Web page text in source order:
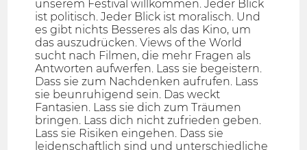
unserem Festival willkommen. Jeder Blick
ist politisch. Jeder Blick ist moralisch. Und
es gibt nichts Besseres als das Kino, um
das auszudrücken. Views of the World
sucht nach Filmen, die mehr Fragen als
Antworten aufwerfen. Lass sie begeistern.
Dass sie zum Nachdenken aufrufen. Lass
sie beunruhigend sein. Das weckt
Fantasien. Lass sie dich zum Träumen
bringen. Lass dich nicht zufrieden geben.
Lass sie Risiken eingehen. Dass sie
leidenschaftlich sind und unterschiedliche